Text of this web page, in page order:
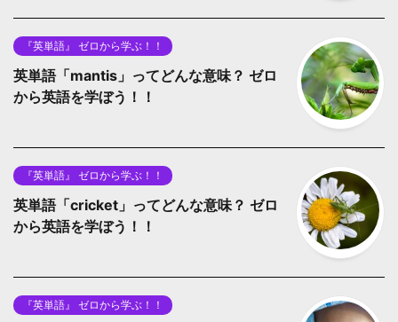
『英単語』 ゼロから学ぶ！！
英単語「mantis」ってどんな意味？ ゼロ
から英語を学ぼう！！
『英単語』 ゼロから学ぶ！！
英単語「cricket」ってどんな意味？ ゼロ
から英語を学ぼう！！
『英単語』 ゼロから学ぶ！！